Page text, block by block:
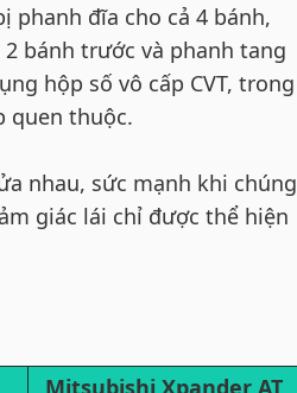
phanh đĩa cho cả 4 bánh,
bánh trước và phanh tang
hộp số vô cấp CVT, trong
quen thuộc.
nhau, sức mạnh khi chúng
giác lái chỉ được thể hiện
Mitsubishi Xpander AT